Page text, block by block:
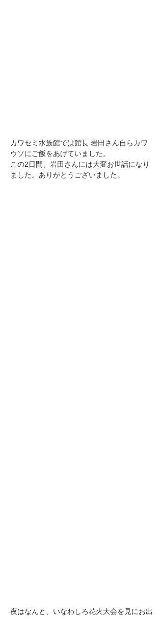
カワセミ水族館では館長 岩田 さん自らカワ
ウソにご飯をあげていました。
この2日間、 岩田 さんには大変お世話になり
ました。ありがとうございました。
夜はなんと、いなわしろ花火大会を見にお出